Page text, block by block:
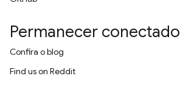
Permanecer conectado
Confira o blog
Find us on Reddit